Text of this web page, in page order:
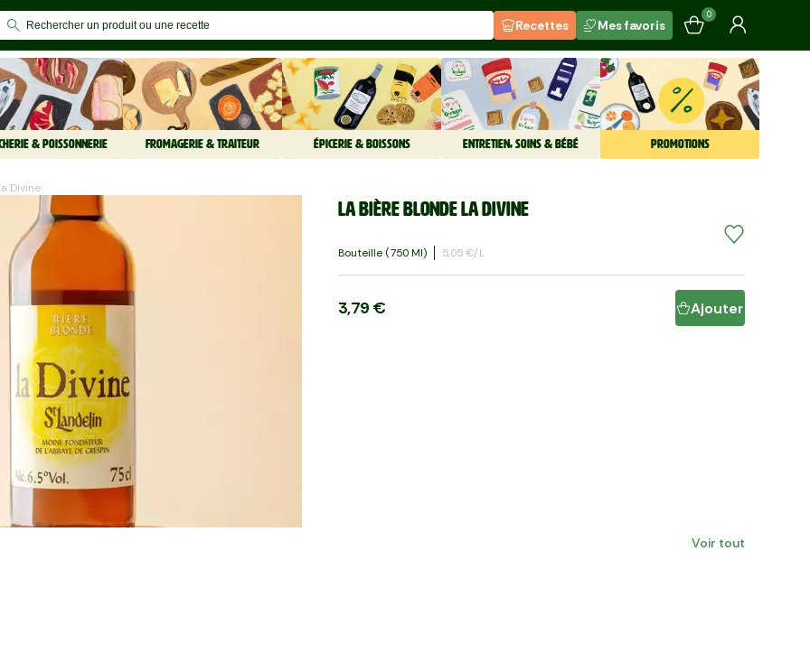
Recettes Mes favoris
0
& POISSONNERIE FROMAGERIE & TRAITEUR ÉPICERIE & BOISSONS ENTRETIEN, SOINS & BÉBÉ PROMOTIONS
Divine
La Bière blonde La Divine
Bouteille (750 Ml) 5,05 €/l
3,79 € Ajouter
Voir tout